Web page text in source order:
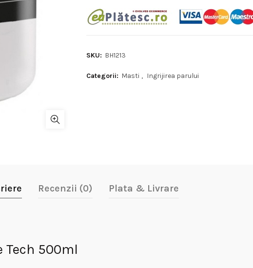
SKU: BH1213
Categorii: Masti , Ingrijirea parului
Recenzii (0) Plata & Livrare
500ml